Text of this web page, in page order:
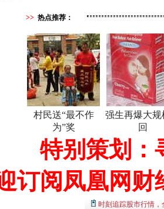
>> 热点推荐：
村民送“最不作
为”奖
强生再爆大规
回
特别策划：
订阅凤凰网财
时刻追踪股市行情